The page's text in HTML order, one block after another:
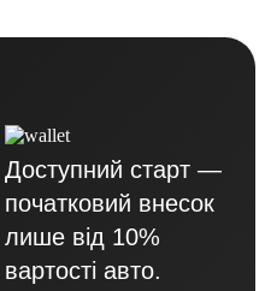
Доступний старт —
початковий внесок
лише від 10%
вартості авто.